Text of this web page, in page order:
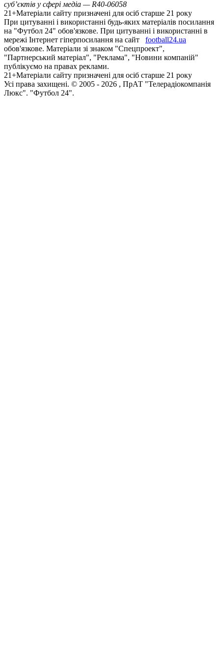
суб’єктів у сфері медіа — R40-06058
21+Матеріали сайту призначені для осіб старше 21 року
При цитуванні і використанні будь-яких матеріалів посилання
на "Футбол 24" обов'язкове. При цитуванні і використанні в
мережі Інтернет гіперпосилання на сайт
football24.ua
обов'язкове. Матеріали зі знаком "Спецпроект",
"Партнерський матеріал", "Реклама", "Новини компаній"
публікуємо на правах реклами.
21+Матеріали сайту призначені для осіб старше 21 року
Усi права захищенi. © 2005 - 2026 , ПрАТ "Телерадіокомпанія
Люкс". "Футбол 24".